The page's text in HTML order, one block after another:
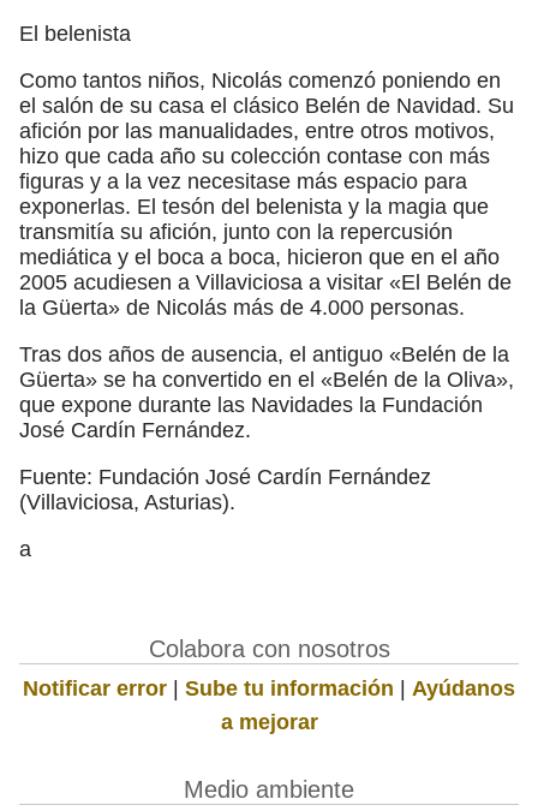
El belenista
Como tantos niños, Nicolás comenzó poniendo en
el salón de su casa el clásico Belén de Navidad. Su
afición por las manualidades, entre otros motivos,
hizo que cada año su colección contase con más
figuras y a la vez necesitase más espacio para
exponerlas. El tesón del belenista y la magia que
transmitía su afición, junto con la repercusión
mediática y el boca a boca, hicieron que en el año
2005 acudiesen a Villaviciosa a visitar «El Belén de
la Güerta» de Nicolás más de 4.000 personas.
Tras dos años de ausencia, el antiguo «Belén de la
Güerta» se ha convertido en el «Belén de la Oliva»,
que expone durante las Navidades la Fundación
José Cardín Fernández.
Fuente: Fundación José Cardín Fernández
(Villaviciosa, Asturias).
a
Colabora con nosotros
Notificar error | Sube tu información | Ayúdanos
a mejorar
Medio ambiente